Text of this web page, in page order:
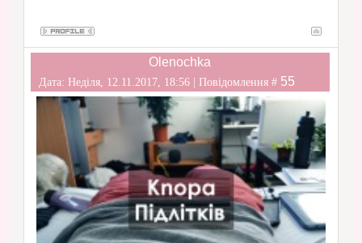
Olenochka
Дата: Неділя, 12.11.2017, 18:56 | Повідомлення # 55